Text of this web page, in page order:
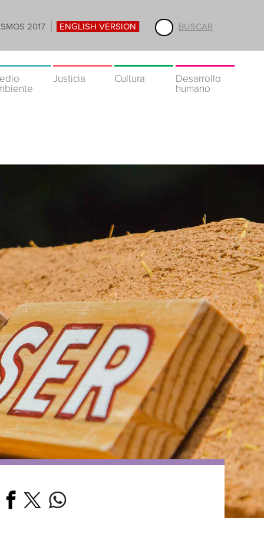
BUSCAR
2017 ENGLISH VERSION
Justicia Cultura
Desarrollo
humano